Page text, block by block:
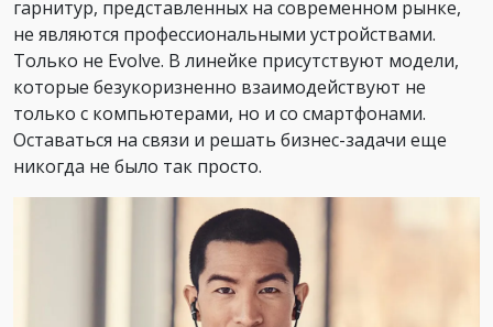
гарнитур, представленных на современном рынке,
не являются профессиональными устройствами.
Только не Evolve. В линейке присутствуют модели,
которые безукоризненно взаимодействуют не
только с компьютерами, но и со смартфонами.
Оставаться на связи и решать бизнес-задачи еще
никогда не было так просто.